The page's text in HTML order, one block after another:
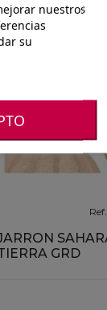
Nuevo
GRD
nuestros
su